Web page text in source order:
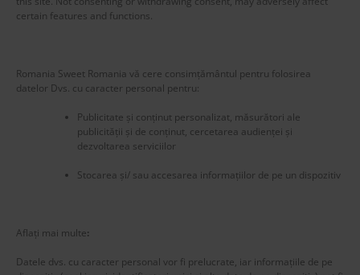
certain features and functions.
Romania Sweet Romania vă cere consimțământul pentru folosirea
datelor Dvs. cu caracter personal pentru:
Publicitate și conținut personalizat, măsurători ale
publicității și de conținut, cercetarea audienței și
dezvoltarea serviciilor
Stocarea și/ sau accesarea informațiilor de pe un dispozitiv
Aflați mai multe:
Datele dvs. cu caracter personal vor fi prelucrate, iar informațiile de pe